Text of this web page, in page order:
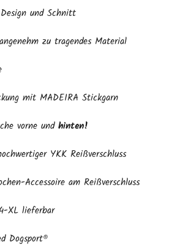
und Schnitt
zu tragendes Material
mit MADEIRA Stickgarn
vorne und hinten!
YKK Reißverschluss
Accessoire am Reißverschluss
XL lieferbar
Dogsport®